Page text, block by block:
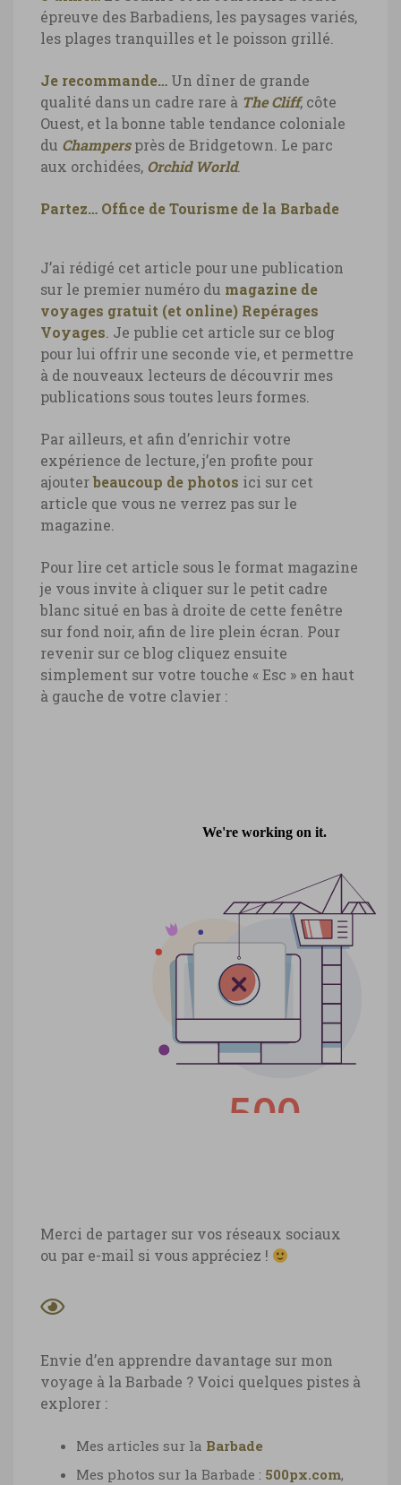
épreuve des Barbadiens, les paysages variés,
les plages tranquilles et le poisson grillé.
Je recommande… Un dîner de grande
qualité dans un cadre rare à The Cliff, côte
Ouest, et la bonne table tendance coloniale
du Champersprès de Bridgetown. Le parc
aux orchidées, Orchid World.
Partez… Office de Tourisme de la Barbade
J’ai rédigé cet article pour une publication
sur le premier numéro du magazine de
voyages gratuit (et online) Repérages
Voyages. Je publie cet article sur ce blog
pour lui offrir une seconde vie, et permettre
à de nouveaux lecteurs de découvrir mes
publications sous toutes leurs formes.
Par ailleurs, et afin d’enrichir votre
expérience de lecture, j’en profite pour
ajouterbeaucoup de photos ici sur cet
article que vous ne verrez pas sur le
magazine.
Pour lire cet article sous le format magazine
je vous invite à cliquer sur le petit cadre
blanc situé en bas à droite de cette fenêtre
sur fond noir, afin de lire plein écran. Pour
revenir sur ce blog cliquez ensuite
simplement sur votre touche « Esc » en haut
à gauche de votre clavier :
Merci de partager sur vos réseaux sociaux
ou par e-mail si vous appréciez !
Envie d’en apprendre davantage sur mon
voyage à la Barbade ? Voici quelques pistes à
explorer :
Mes articles sur la Barbade
Mes photos sur la Barbade : 500px.com,